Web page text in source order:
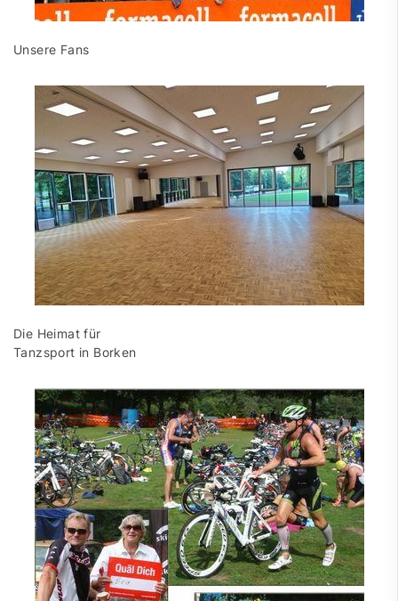
Unsere Fans
Die Heimat für
Tanzsport in Borken